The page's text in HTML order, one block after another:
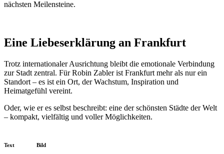
nächsten Meilensteine.
Eine Liebeserklärung an Frankfurt
Trotz internationaler Ausrichtung bleibt die emotionale Verbindung
zur Stadt zentral. Für Robin Zabler ist Frankfurt mehr als nur ein
Standort – es ist ein Ort, der Wachstum, Inspiration und
Heimatgefühl vereint.
Oder, wie er es selbst beschreibt: eine der schönsten Städte der Welt
– kompakt, vielfältig und voller Möglichkeiten.
Text Bild